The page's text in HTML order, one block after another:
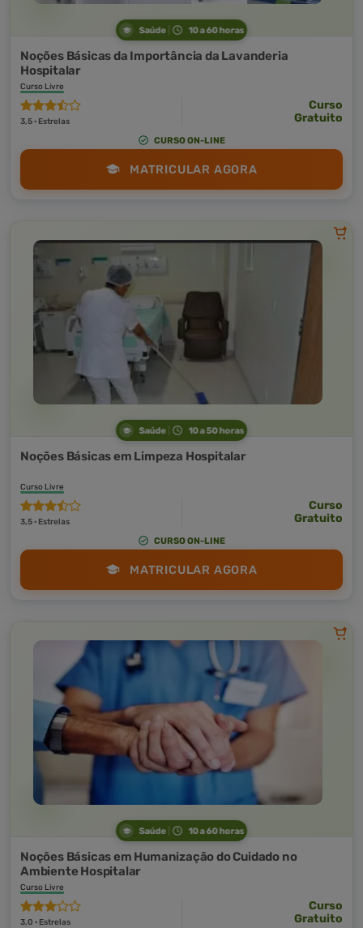
Saúde 10 a 60 horas
Noções Básicas da Importância da Lavanderia
Hospitalar
Curso Livre
3,5 · Estrelas
Curso
Gratuito
CURSO ON-LINE
MATRICULAR AGORA
Saúde 10 a 50 horas
Noções Básicas em Limpeza Hospitalar
Curso Livre
3,5 · Estrelas
Curso
Gratuito
CURSO ON-LINE
MATRICULAR AGORA
Saúde 10 a 60 horas
Noções Básicas em Humanização do Cuidado no
Ambiente Hospitalar
Curso Livre
3,0 · Estrelas
Curso
Gratuito